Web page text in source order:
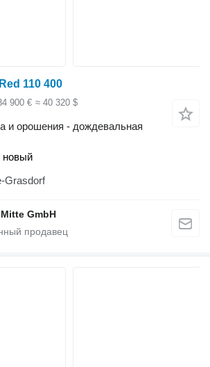
110 400
900 € ≈ 40 320 $
и орошения - дождевальная
новый
Grasdorf
GmbH